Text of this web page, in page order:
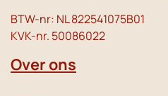
BTW-nr: NL 822541075B01
KVK-nr. 50086022
Over ons